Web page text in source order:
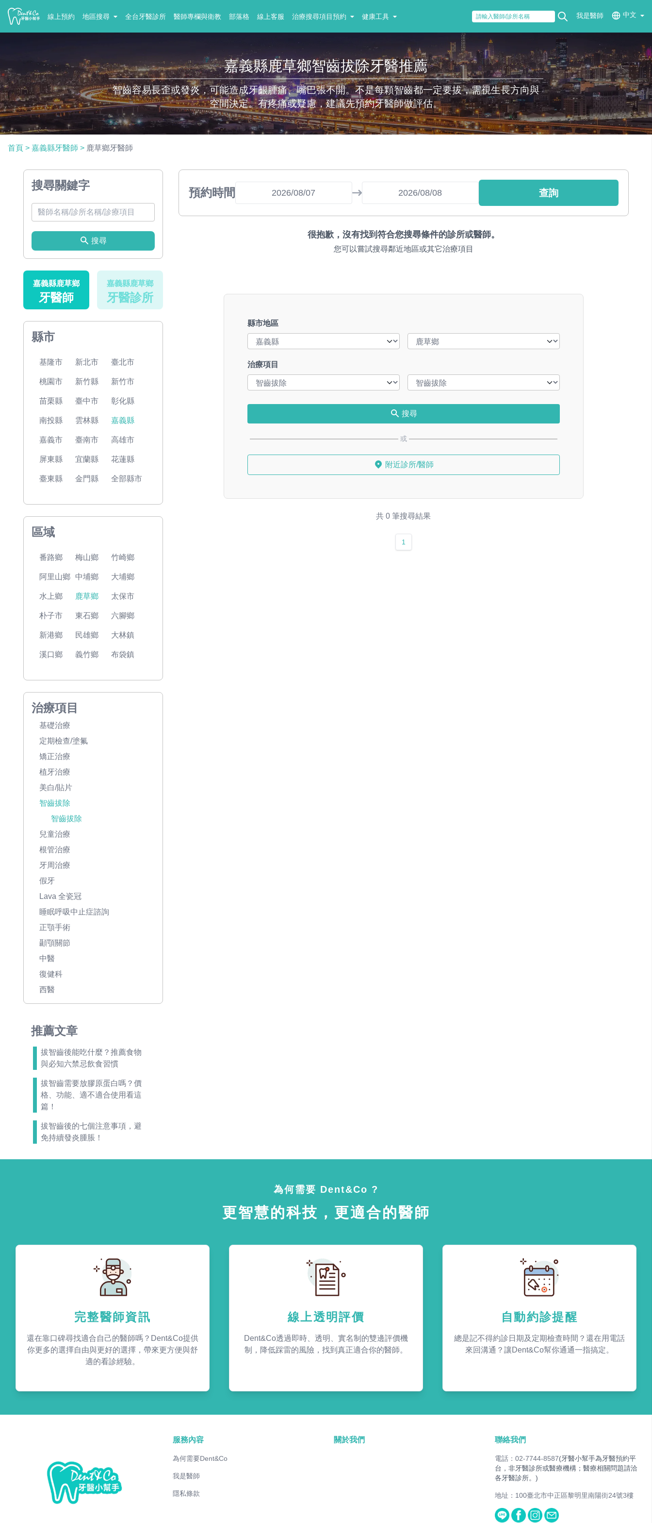
線上預約 地區搜尋 全台牙醫診所 醫師專欄與衛教 部落格 線上客服 治療搜尋項目預約 健康工具 我是醫師 中文
嘉義縣鹿草鄉智齒拔除牙醫推薦
智齒容易長歪或發炎，可能造成牙齦腫痛、嘴巴張不開。不是每顆智齒都一定要拔，需視生長方向與
空間決定。有疼痛或疑慮，建議先預約牙醫師做評估。
首頁 > 嘉義縣牙醫師 > 鹿草鄉牙醫師
搜尋關鍵字
搜尋
嘉義縣鹿草鄉
牙醫師
嘉義縣鹿草鄉
牙醫診所
縣市
基隆市 新北市 臺北市
桃園市 新竹縣 新竹市
苗栗縣 臺中市 彰化縣
南投縣 雲林縣 嘉義縣
嘉義市 臺南市 高雄市
屏東縣 宜蘭縣 花蓮縣
臺東縣 金門縣 全部縣市
區域
番路鄉 梅山鄉 竹崎鄉
阿里山鄉 中埔鄉 大埔鄉
水上鄉 鹿草鄉 太保市
朴子市 東石鄉 六腳鄉
新港鄉 民雄鄉 大林鎮
溪口鄉 義竹鄉 布袋鎮
治療項目
基礎治療
定期檢查/塗氟
矯正治療
植牙治療
美白/貼片
智齒拔除
智齒拔除
兒童治療
根管治療
牙周治療
假牙
Lava 全瓷冠
睡眠呼吸中止症諮詢
正顎手術
顳顎關節
中醫
復健科
西醫
推薦文章
拔智齒後能吃什麼？推薦食物
與必知六禁忌飲食習慣
拔智齒需要放膠原蛋白嗎？價
格、功能、適不適合使用看這
篇！
拔智齒後的七個注意事項，避
免持續發炎腫脹！
預約時間 查詢
很抱歉，沒有找到符合您搜尋條件的診所或醫師。
您可以嘗試搜尋鄰近地區或其它治療項目
縣市地區
治療項目
搜尋
或
附近診所/醫師
共 0 筆搜尋結果
1
為何需要 Dent&Co ?
更智慧的科技，更適合的醫師
完整醫師資訊
還在靠口碑尋找適合自己的醫師嗎？Dent&Co提供
你更多的選擇自由與更好的選擇，帶來更方便與舒
適的看診經驗。
線上透明評價
Dent&Co透過即時、透明、實名制的雙邊評價機
制，降低踩雷的風險，找到真正適合你的醫師。
自動約診提醒
總是記不得約診日期及定期檢查時間？還在用電話
來回溝通？讓Dent&Co幫你通通一指搞定。
服務內容
為何需要Dent&Co
我是醫師
隱私條款
關於我們 聯絡我們
電話：02-7744-8587(牙醫小幫手為牙醫預約平
台，非牙醫診所或醫療機構；醫療相關問題請洽
各牙醫診所。)
地址：100臺北市中正區黎明里南陽街24號3樓